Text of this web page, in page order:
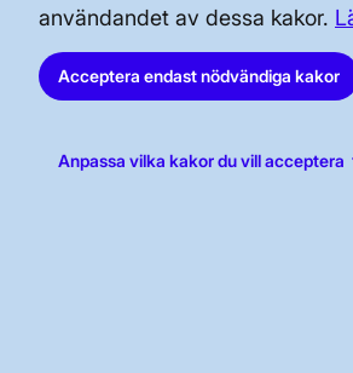
användandet av dessa kakor.
Acceptera endast nödvändiga kakor
Anpassa vilka kakor du vill acceptera